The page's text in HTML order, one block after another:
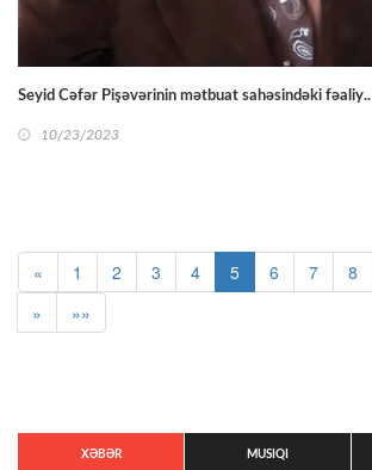
Seyid Cəfər Pişəvərinin mətbuat sahəsindəki fəaliy..
10/23/2023
« 1 2 3 4 5 6 7 8
»
»»
XƏBƏR MUSIQI